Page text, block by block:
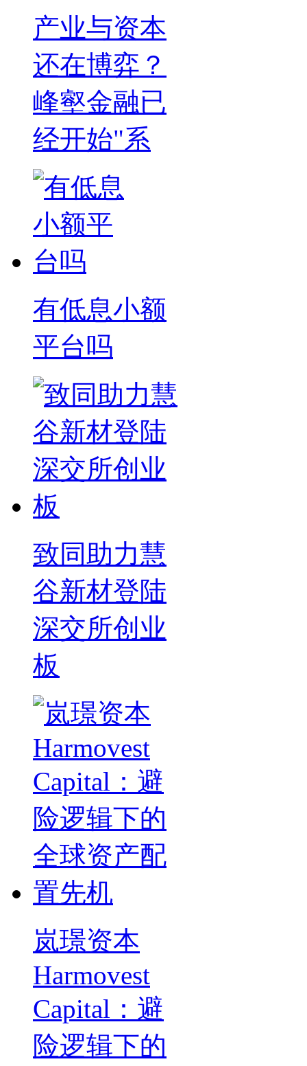
产业与资本
还在博弈？
峰壑金融已
经开始"系
有低息小额
平台吗
致同助力慧
谷新材登陆
深交所创业
板
岚璟资本
Harmovest
Capital：避
险逻辑下的